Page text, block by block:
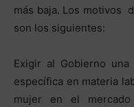
más baja. Los motivos
son los siguientes:
Exigir al Gobierno
específica en materia
mujer en el